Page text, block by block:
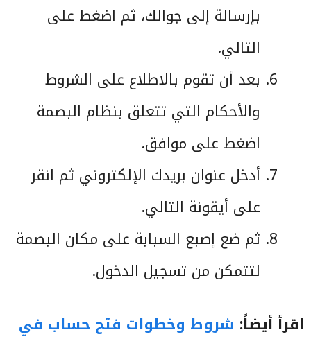
بإرسالة إلى جوالك، ثم اضغط على
التالي.
بعد أن تقوم بالاطلاع على الشروط
والأحكام التي تتعلق بنظام البصمة
اضغط على موافق.
أدخل عنوان بريدك الإلكتروني ثم انقر
على أيقونة التالي.
ثم ضع إصبع السبابة على مكان البصمة
لتتمكن من تسجيل الدخول.
اقرأ أيضاً: شروط وخطوات فتح حساب في